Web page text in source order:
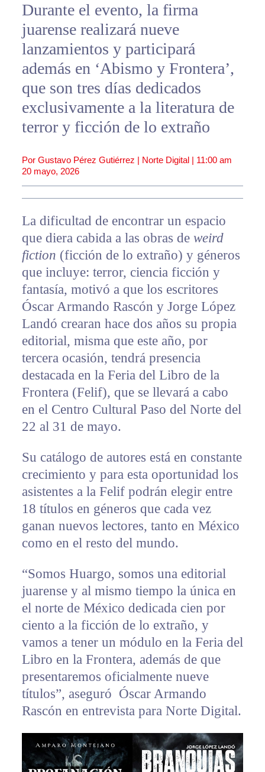
Durante el evento, la firma
juarense realizará nueve
lanzamientos y participará
además en ‘Abismo y Frontera’,
que son tres días dedicados
exclusivamente a la literatura de
terror y ficción de lo extraño
Por Gustavo Pérez Gutiérrez | Norte Digital | 11:00 am
20 mayo, 2026
La dificultad de encontrar un espacio
que diera cabida a las obras de weird
fiction (ficción de lo extraño) y géneros
que incluye: terror, ciencia ficción y
fantasía, motivó a que los escritores
Óscar Armando Rascón y Jorge López
Landó crearan hace dos años su propia
editorial, misma que este año, por
tercera ocasión, tendrá presencia
destacada en la Feria del Libro de la
Frontera (Felif), que se llevará a cabo
en el Centro Cultural Paso del Norte del
22 al 31 de mayo.
Su catálogo de autores está en constante
crecimiento y para esta oportunidad los
asistentes a la Felif podrán elegir entre
18 títulos en géneros que cada vez
ganan nuevos lectores, tanto en México
como en el resto del mundo.
“Somos Huargo, somos una editorial
juarense y al mismo tiempo la única en
el norte de México dedicada cien por
ciento a la ficción de lo extraño, y
vamos a tener un módulo en la Feria del
Libro en la Frontera, además de que
presentaremos oficialmente nueve
títulos”, aseguró Óscar Armando
Rascón en entrevista para Norte Digital.